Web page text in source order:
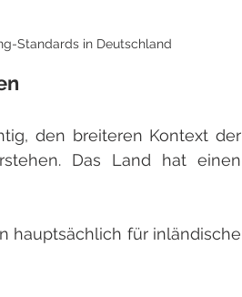
Standards in Deutschland
den breiteren Kontext der
Das Land hat einen
hauptsächlich für inländische